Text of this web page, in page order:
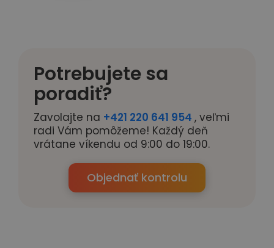
Potrebujete sa
poradiť?
Zavolajte na +421 220 641 954 , veľmi
radi Vám pomôžeme! Každý deň
vrátane víkendu od 9:00 do 19:00.
Objednať kontrolu